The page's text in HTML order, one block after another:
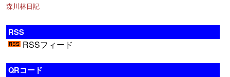
森川林日記
RSS
RSSフィード
QRコード